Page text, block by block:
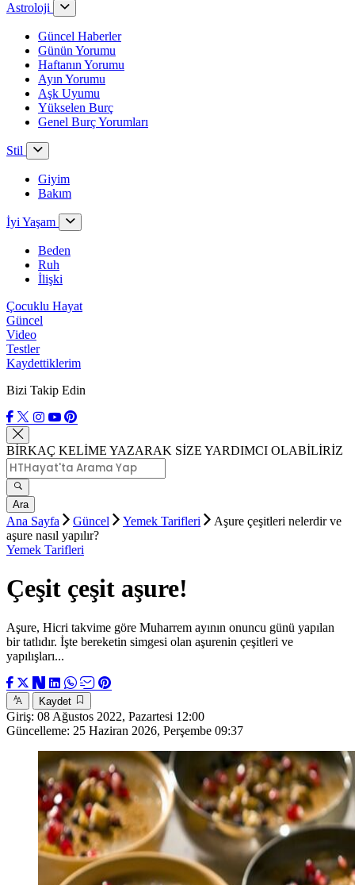
Astroloji
Güncel Haberler
Günün Yorumu
Haftanın Yorumu
Ayın Yorumu
Aşk Uyumu
Yükselen Burç
Genel Burç Yorumları
Stil
Giyim
Bakım
İyi Yaşam
Beden
Ruh
İlişki
Çocuklu Hayat
Güncel
Video
Testler
Kaydettiklerim
Bizi Takip Edin
BİRKAÇ KELİME YAZARAK SİZE YARDIMCI OLABİLİRİZ
Ara
Ana Sayfa Güncel Yemek Tarifleri
Aşure çeşitleri nelerdir ve
aşure nasıl yapılır?
Yemek Tarifleri
Çeşit çeşit aşure!
Aşure, Hicri takvime göre Muharrem ayının onuncu günü yapılan
bir tatlıdır. İşte bereketin simgesi olan aşurenin çeşitleri ve
yapılışları...
Kaydet
Giriş: 08 Ağustos 2022, Pazartesi 12:00
Güncelleme: 25 Haziran 2026, Perşembe 09:37